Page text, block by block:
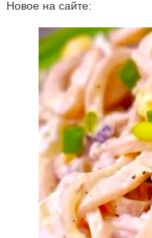
Новое на сайте: